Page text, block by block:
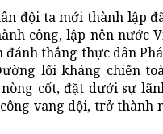
đội ta mới thành lập
công, lập nên nước
thắng thực dân
lối kháng chiến
nòng cốt, đặt dưới sự
vang dội, trở thành